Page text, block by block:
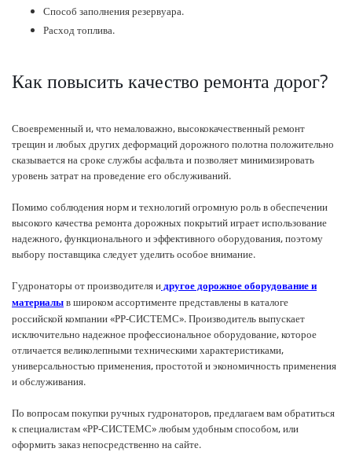
Способ заполнения резервуара.
Расход топлива.
Как повысить качество ремонта дорог?
Своевременный и, что немаловажно, высококачественный ремонт
трещин и любых других деформаций дорожного полотна положительно
сказывается на сроке службы асфальта и позволяет минимизировать
уровень затрат на проведение его обслуживаний.
Помимо соблюдения норм и технологий огромную роль в обеспечении
высокого качества ремонта дорожных покрытий играет использование
надежного, функционального и эффективного оборудования, поэтому
выбору поставщика следует уделить особое внимание.
Гудронаторы от производителя и другое дорожное оборудование и
материалы в широком ассортименте представлены в каталоге
российской компании «РР-СИСТЕМС». Производитель выпускает
исключительно надежное профессиональное оборудование, которое
отличается великолепными техническими характеристиками,
универсальностью применения, простотой и экономичность применения
и обслуживания.
По вопросам покупки ручных гудронаторов, предлагаем вам обратиться
к специалистам «РР-СИСТЕМС» любым удобным способом, или
оформить заказ непосредственно на сайте.